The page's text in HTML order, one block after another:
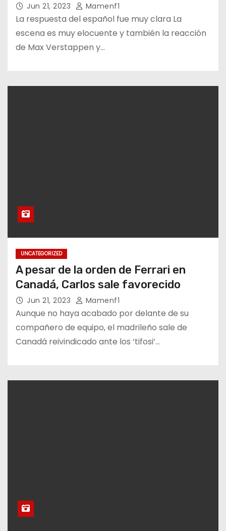
Jun 21, 2023 Mamenf1
La respuesta del español fue muy clara La
escena es muy elocuente y también la reacción
de Max Verstappen y…
UNCATEGORIZED
A pesar de la orden de Ferrari en
Canadá, Carlos sale favorecido
Jun 21, 2023 Mamenf1
Aunque no haya acabado por delante de su
compañero de equipo, el madrileño sale de
Canadá reivindicado ante los ‘tifosi’…